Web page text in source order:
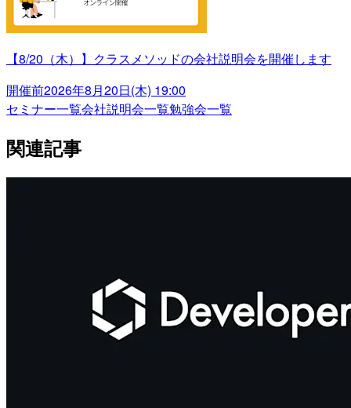
【8/20（木）】クラスメソッドの会社説明会を開催します
開催前2026年8月20日(木) 19:00
セミナー一覧会社説明会一覧勉強会一覧
関連記事